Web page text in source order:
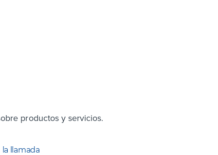
productos y servicios.
llamada